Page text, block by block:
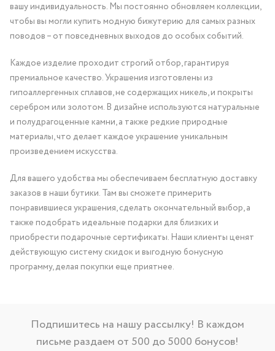
вашу индивидуальность. Мы постоянно обновляем коллекции,
чтобы вы могли купить модную бижутерию для самых разных
поводов – от повседневных выходов до особых событий.
Каждое изделие проходит строгий отбор, гарантируя
премиальное качество. Украшения изготовлены из
гипоаллергенных сплавов, не содержащих никель, и покрыты
серебром или золотом. В дизайне используются натуральные
и полудрагоценные камни, а также редкие природные
материалы, что делает каждое украшение уникальным
произведением искусства.
Для вашего удобства мы обеспечиваем бесплатную доставку
заказов в наши бутики. Там вы сможете примерить
понравившиеся украшения, сделать окончательный выбор, а
также подобрать идеальные подарки для близких и
приобрести подарочные сертификаты. Наши клиенты ценят
действующую систему скидок и выгодную бонусную
программу, делая покупки еще приятнее.
Подпишитесь на нашу рассылку! В каждом
письме раздаем от 500 до 5000 бонусов!